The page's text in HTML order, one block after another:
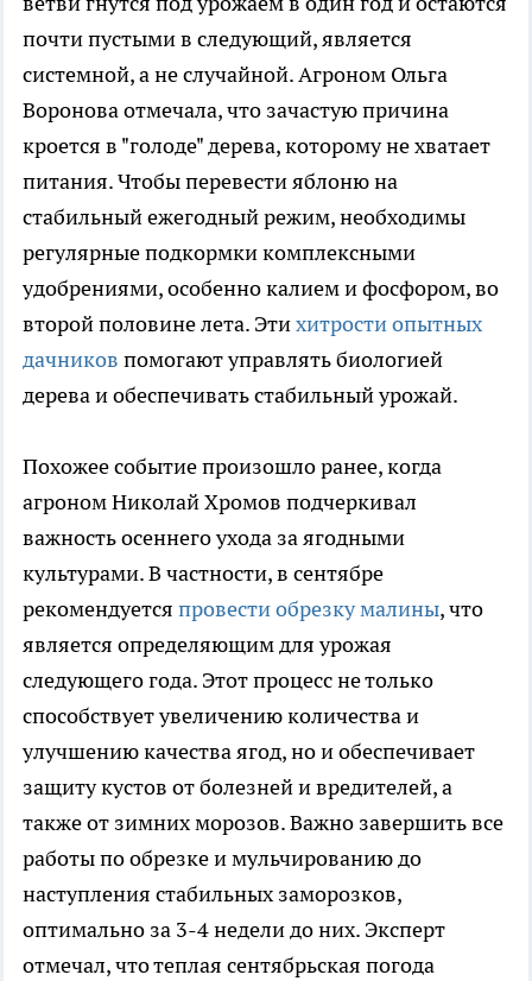
почти пустыми в следующий, является
системной, а не случайной. Агроном Ольга
Воронова отмечала, что зачастую причина
кроется в "голоде" дерева, которому не хватает
питания. Чтобы перевести яблоню на
стабильный ежегодный режим, необходимы
регулярные подкормки комплексными
удобрениями, особенно калием и фосфором, во
второй половине лета. Этихитрости опытных
дачников помогают управлять биологией
дерева и обеспечивать стабильный урожай.
Похожее событие произошло ранее, когда
агроном Николай Хромов подчеркивал
важность осеннего ухода за ягодными
культурами. В частности, в сентябре
рекомендуется провести обрезку малины, что
является определяющим для урожая
следующего года. Этот процесс не только
способствует увеличению количества и
улучшению качества ягод, но и обеспечивает
защиту кустов от болезней и вредителей, а
также от зимних морозов. Важно завершить все
работы по обрезке и мульчированию до
наступления стабильных заморозков,
оптимально за 3-4 недели до них. Эксперт
отмечал, что теплая сентябрьская погода